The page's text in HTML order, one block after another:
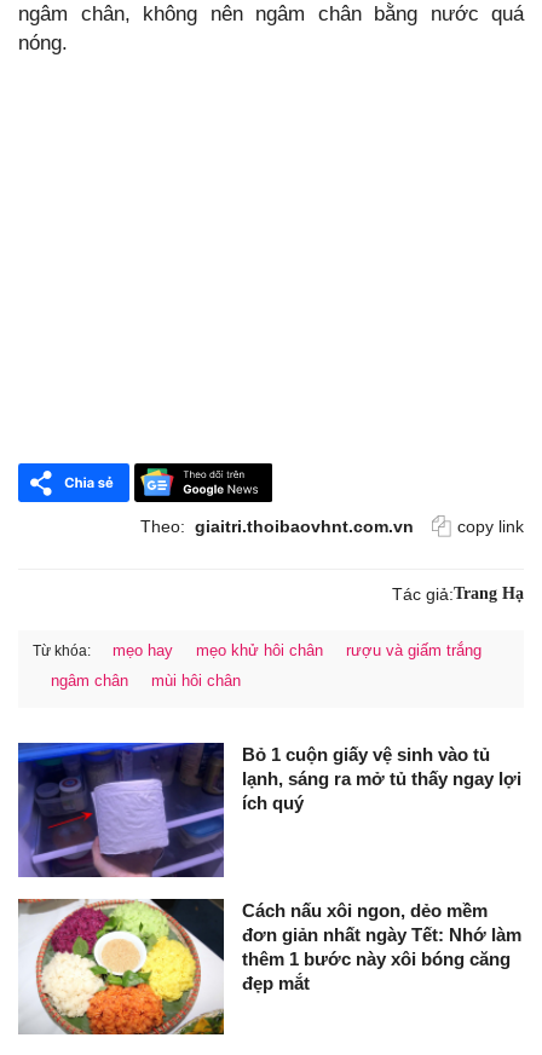
ngâm chân, không nên ngâm chân bằng nước quá
nóng.
Theo: giaitri.thoibaovhnt.com.vn copy link
Tác giả:Trang Hạ
Từ khóa: mẹo hay mẹo khử hôi chân
rượu và giấm trắng
ngâm chân
mùi hôi chân
Bỏ 1 cuộn giấy vệ sinh vào tủ
lạnh, sáng ra mở tủ thấy ngay lợi
ích quý
Cách nấu xôi ngon, dẻo mềm
đơn giản nhất ngày Tết: Nhớ làm
thêm 1 bước này xôi bóng căng
đẹp mắt